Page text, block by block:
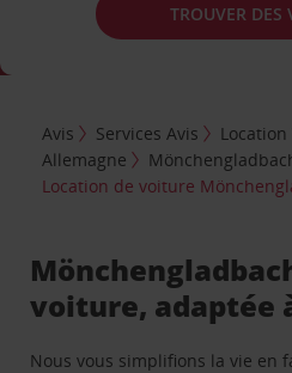
TROUVER DES
Avis Services Avis
Allemagne
Location de voiture
voiture, adaptée
Nous vous simplifions la vie en